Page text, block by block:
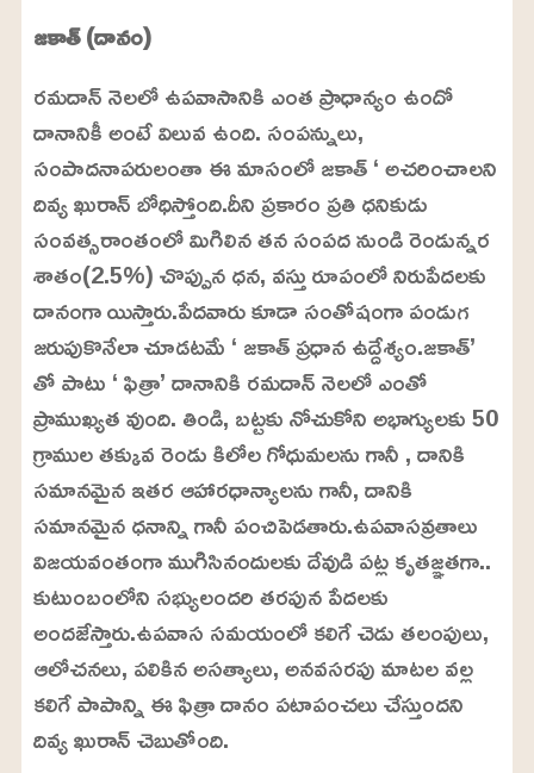
జకాత్ (దానం)
రమదాన్ నెలలో ఉపవాసానికి ఎంత ప్రాధాన్యం ఉందో
దానానికీ అంటే విలువ ఉంది. సంపన్నులు,
సంపాదనాపరులంతా ఈ మాసంలో జకాత్ ‘ అచరించాలని
దివ్య ఖురాన్ బోధిస్తోంది.దీని ప్రకారం ప్రతి ధనికుడు
సంవత్సరాంతంలో మిగిలిన తన సంపద నుండి రెండున్నర
శాతం(2.5%) చొప్పున ధన, వస్తు రూపంలో నిరుపేదలకు
దానంగా యిస్తారు.పేదవారు కూడా సంతోషంగా పండుగ
జరుపుకొనేలా చూడటమే ‘ జకాత్ ప్రధాన ఉద్దేశ్యం.జకాత్’
తో పాటు ‘ ఫిత్రా’ దానానికి రమదాన్ నెలలో ఎంతో
ప్రాముఖ్యత వుంది. తిండి, బట్టకు నోచుకోని అభాగ్యులకు 50
గ్రాముల తక్కువ రెండు కిలోల గోధుమలను గానీ , దానికి
సమానమైన ఇతర ఆహారధాన్యాలను గానీ, దానికి
సమానమైన ధనాన్ని గానీ పంచిపెడతారు.ఉపవాసవ్రతాలు
విజయవంతంగా ముగిసినందులకు దేవుడి పట్ల కృతజ్ఞతగా..
కుటుంబంలోని సభ్యులందరి తరపున పేదలకు
అందజేస్తారు.ఉపవాస సమయంలో కలిగే చెడు తలంపులు,
ఆలోచనలు, పలికిన అసత్యాలు, అనవసరపు మాటల వల్ల
కలిగే పాపాన్ని ఈ ఫిత్రా దానం పటాపంచలు చేస్తుందని
దివ్య ఖురాన్ చెబుతోంది.